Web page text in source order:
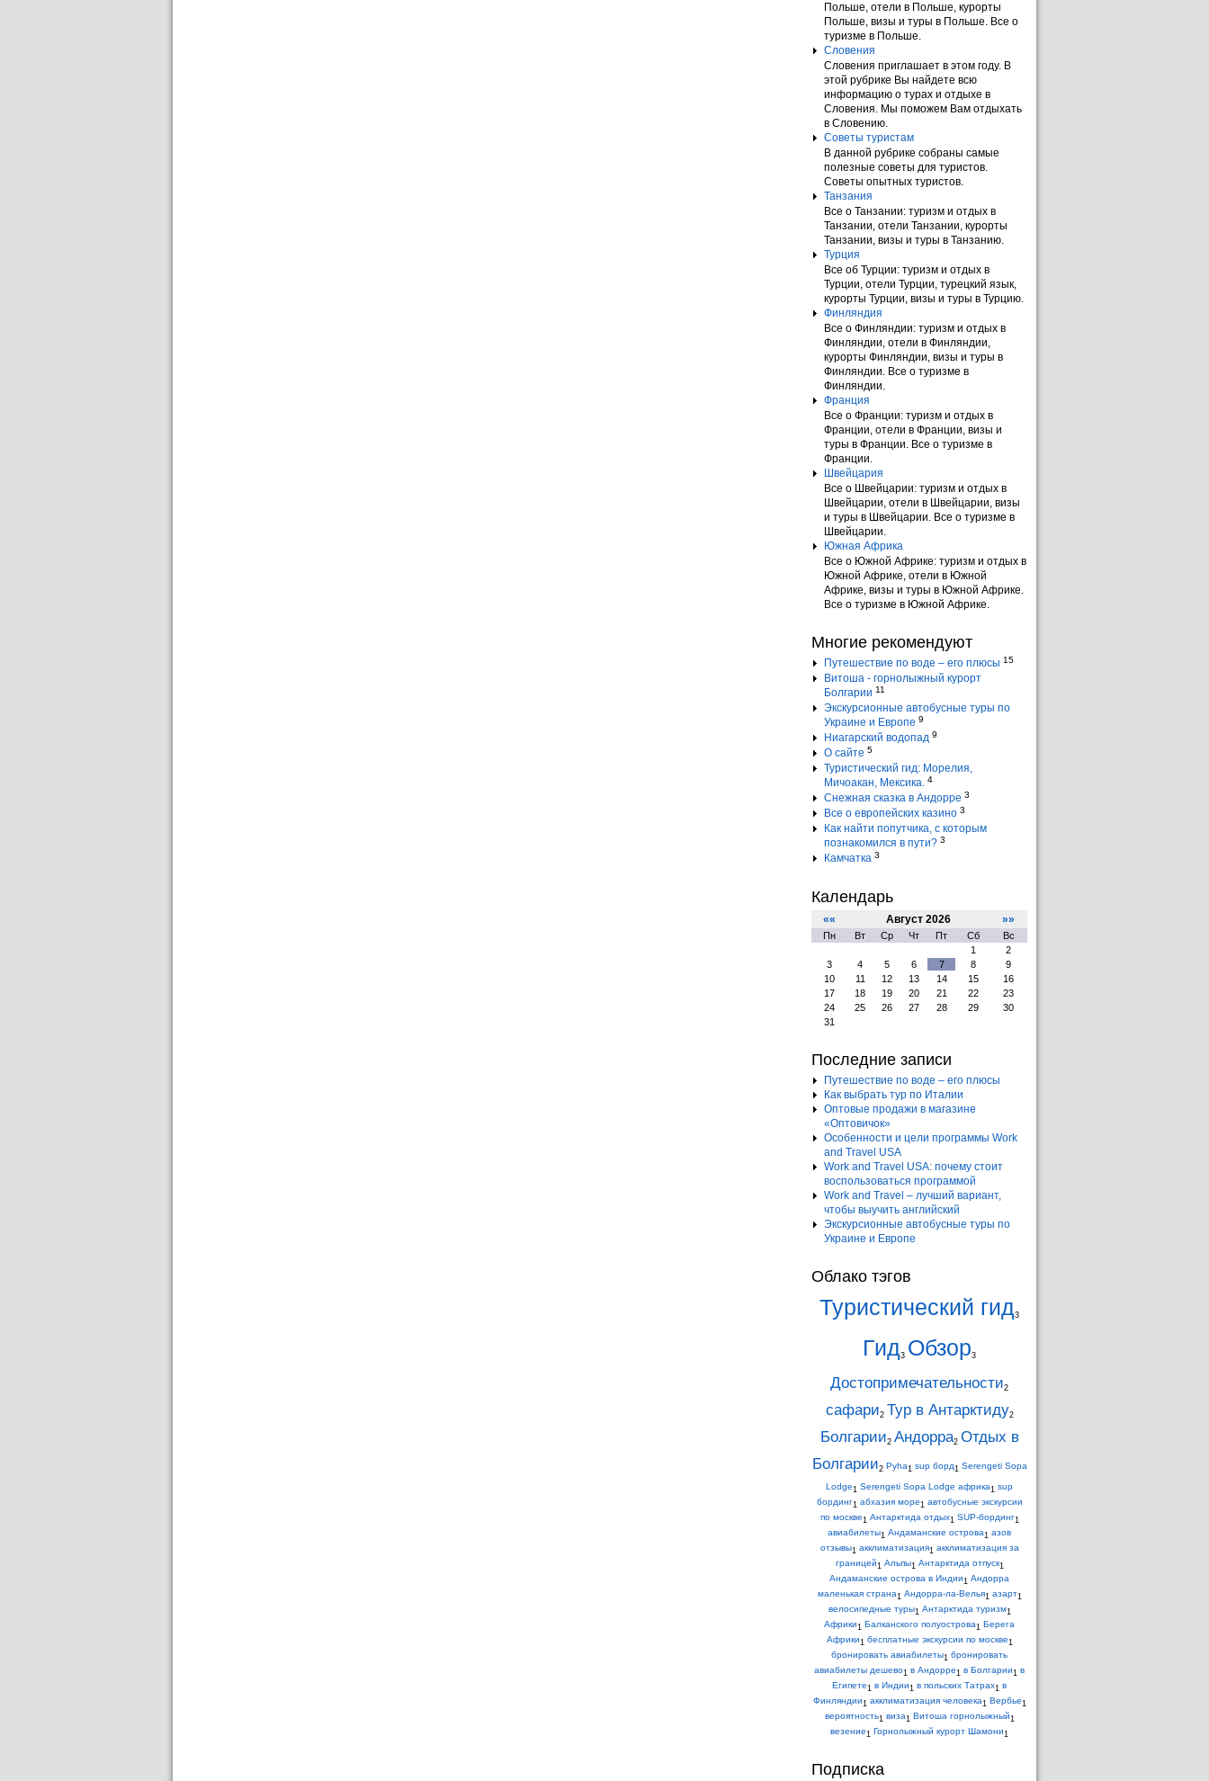
Польше, отели в Польше, курорты
Польше, визы и туры в Польше. Все о
туризме в Польше.
Словения
Словения приглашает в этом году. В
этой рубрике Вы найдете всю
информацию о турах и отдыхе в
Словения. Мы поможем Вам отдыхать
в Словению.
Советы туристам
В данной рубрике собраны самые
полезные советы для туристов.
Советы опытных туристов.
Танзания
Все о Танзании: туризм и отдых в
Танзании, отели Танзании, курорты
Танзании, визы и туры в Танзанию.
Турция
Все об Турции: туризм и отдых в
Турции, отели Турции, турецкий язык,
курорты Турции, визы и туры в Турцию.
Финляндия
Все о Финляндии: туризм и отдых в
Финляндии, отели в Финляндии,
курорты Финляндии, визы и туры в
Финляндии. Все о туризме в
Финляндии.
Франция
Все о Франции: туризм и отдых в
Франции, отели в Франции, визы и
туры в Франции. Все о туризме в
Франции.
Швейцария
Все о Швейцарии: туризм и отдых в
Швейцарии, отели в Швейцарии, визы
и туры в Швейцарии. Все о туризме в
Швейцарии.
Южная Африка
Все о Южной Африке: туризм и отдых в
Южной Африке, отели в Южной
Африке, визы и туры в Южной Африке.
Все о туризме в Южной Африке.
Многие рекомендуют
Путешествие по воде – его плюсы 15
Витоша - горнолыжный курорт
Болгарии 11
Экскурсионные автобусные туры по
Украине и Европе 9
Ниагарский водопад 9
О сайте 5
Туристический гид: Морелия,
Мичоакан, Мексика. 4
Снежная сказка в Андорре 3
Все о европейских казино 3
Как найти попутчика, с которым
познакомился в пути? 3
Камчатка 3
Календарь
«« Август 2026 »»
Пн Вт Ср Чт Пт Сб
Вс
1
2
3
4 5 6 7 8
9
10
11 12 13 14 15
16
17
18 19 20 21 22
23
24
25 26 27 28 29
30
31
Последние записи
Путешествие по воде – его плюсы
Как выбрать тур по Италии
Оптовые продажи в магазине
«Оптовичок»
Особенности и цели программы Work
and Travel USA
Work and Travel USA: почему стоит
воспользоваться программой
Work and Travel – лучший вариант,
чтобы выучить английский
Экскурсионные автобусные туры по
Украине и Европе
Облако тэгов
Туристический гид3
Гид3 Обзор3
Достопримечательности2
сафари2 Тур в Антарктиду2
Болгарии2 Андорра2 Отдых в
Болгарии2 Pyha1 sup борд1 Serengeti Sopa
Lodge1 Serengeti Sopa Lodge африка1 sup
бординг1 абхазия море1 автобусные экскурсии
по москве1 Антарктида отдых1 SUP-бординг1
авиабилеты1 Андаманские острова1 азов
отзывы1 акклиматизация1 акклиматизация за
границей1 Альпы1 Антарктида отпуск1
Андаманские острова в Индии1 Андорра
маленькая страна1 Андорра-ла-Велья1 азарт1
велосипедные туры1 Антарктида туризм1
Африки1 Балканского полуострова1 Берега
Африки1 бесплатные экскурсии по москве1
бронировать авиабилеты1 бронировать
авиабилеты дешево1 в Андорре1 в Болгарии1 в
Египете1 в Индии1 в польских Татрах1 в
Финляндии1 акклиматизация человека1 Вербье1
вероятность1 виза1 Витоша горнолыжный1
везение1 Горнолыжный курорт Шамони1
Подписка